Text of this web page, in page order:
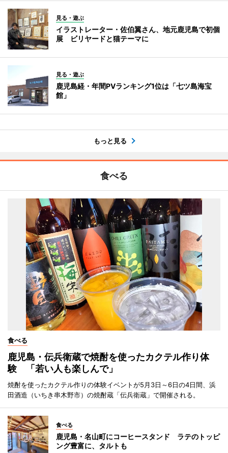
見る・遊ぶ
イラストレーター・佐伯翼さん、地元鹿児島で初個
展 ビリヤードと猫テーマに
見る・遊ぶ
鹿児島経・年間PVランキング1位は「七ツ島海宝
館」
もっと見る
食べる
食べる
鹿児島・伝兵衛蔵で焼酎を使ったカクテル作り体
験 「若い人も楽しんで」
焼酎を使ったカクテル作りの体験イベントが5月3日～6日の4日間、浜
田酒造（いちき串木野市）の焼酎蔵「伝兵衛蔵」で開催される。
食べる
鹿児島・名山町にコーヒースタンド ラテのトッピ
ング豊富に、タルトも